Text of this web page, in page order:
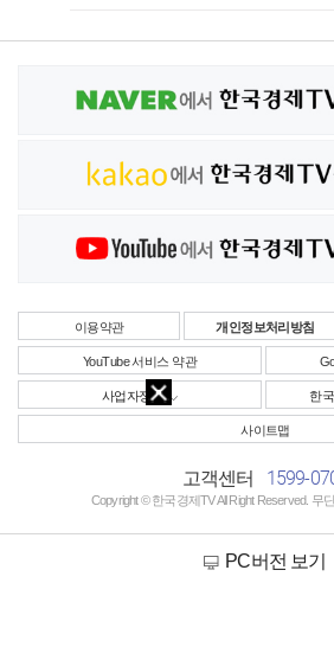
이용약관 개인정보처리방침
YouTube 서비스 약관
사업자정보 한
사이트맵
고객센터 1599-
Copyright © 한국경제TV All Right Reserved. 무
PC버전 보기